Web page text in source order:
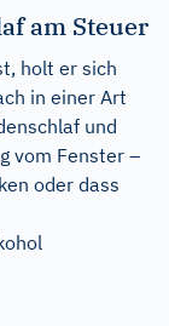
am Steuer
holt er sich
in einer Art
und
vom Fenster –
oder dass